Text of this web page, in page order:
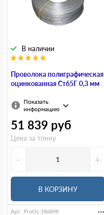
Проволока полиграфическая
оцинкованная Ст65Г 0,3 мм
В наличии
Показать
информацию
51 839 руб
Цена за тонну
- +
В КОРЗИНУ
Арт. ProOc-186898